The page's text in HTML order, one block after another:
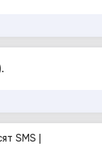
SMS |